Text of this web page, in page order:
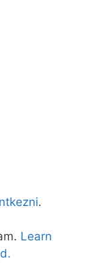
.
Learn